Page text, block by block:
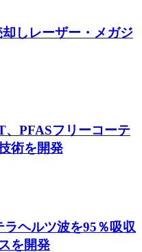
しレーザー・メガジ
PFASフリーコーテ
術を開発
ヘルツ波を95％吸収
を開発